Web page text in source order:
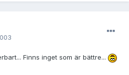
Finns inget som är bättre...